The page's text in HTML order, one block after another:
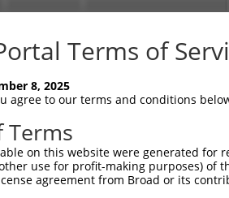
Terms of
8, 2025
agree to our terms and conditions
Terms
on this website were generated
use for profit-making purposes) of
agreement from Broad or its